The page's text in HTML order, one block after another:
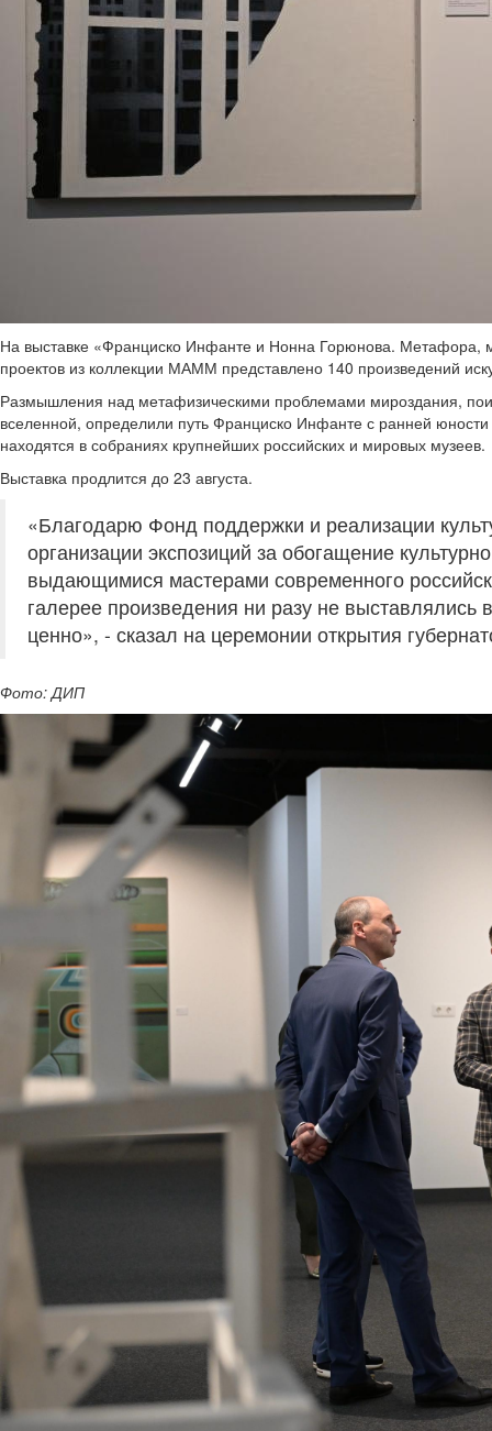
На выставке «Франциско Инфанте и Нонна Горюнова. Метафора,
проектов из коллекции МАММ представлено 140 произведений
Размышления над метафизическими проблемами мироздания,
вселенной, определили путь Франциско Инфанте с ранней
находятся в собраниях крупнейших российских и мировых музеев.
Выставка продлится до 23 августа.
«Благодарю Фонд поддержки и реализации
организации экспозиций за обогащение
выдающимися мастерами современного
галерее произведения ни разу не выставлялись
ценно», - сказал на церемонии открытия
Фото: ДИП